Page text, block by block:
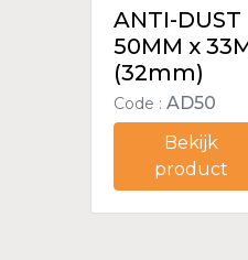
ANTI-DUST
50MM x
(32mm)
Code :AD50
Bekijk
product